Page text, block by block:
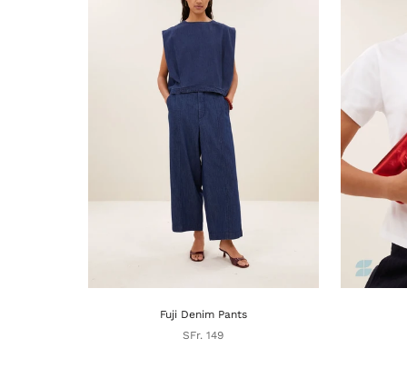
Fuji Denim Pants
SFr. 149